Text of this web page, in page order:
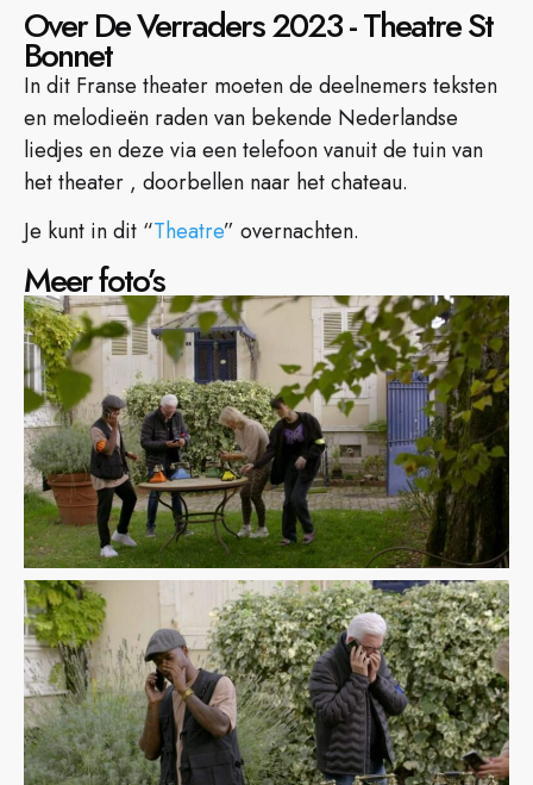
Over De Verraders 2023 - Theatre St
Bonnet
In dit Franse theater moeten de deelnemers teksten
en melodieën raden van bekende Nederlandse
liedjes en deze via een telefoon vanuit de tuin van
het theater , doorbellen naar het chateau.
Je kunt in dit “Theatre” overnachten.
Meer foto’s